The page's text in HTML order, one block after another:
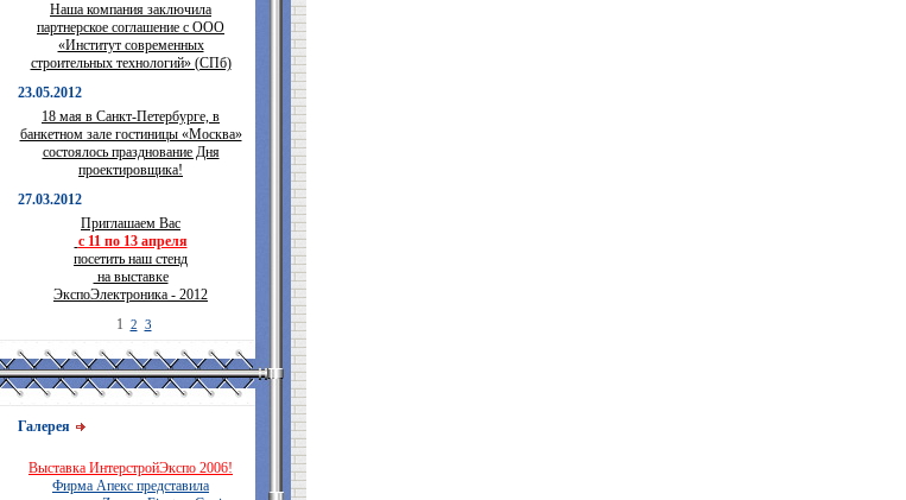
Наша компания заключила
партнерское соглашение с ООО
«Институт современных
строительных технологий» (СПб)
23.05.2012
18 мая в Санкт-Петербурге, в
банкетном зале гостиницы «Москва»
состоялось празднование Дня
проектировщика!
27.03.2012
Приглашаем Вас
с 11 по 13 апреля
посетить наш стенд
на выставке
ЭкспоЭлектроника - 2012
1 2 3
Галерея
Выставка ИнтерстройЭкспо 2006!
Фирма Апекс представила